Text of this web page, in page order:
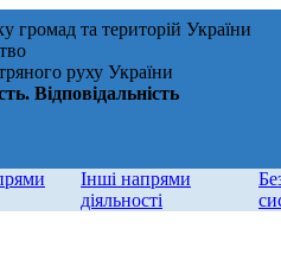
громад та територій України
руху України
Відповідальність
Інші напрями
діяльності